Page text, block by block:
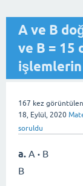
A ve B
ve B = 15
işlemlerin
167 kez
18, Eylül, 2020
soruldu
a. A ·